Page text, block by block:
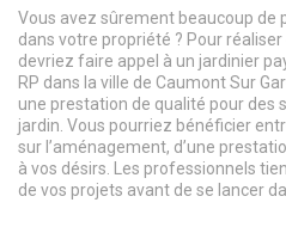
Vous avez sûrement beaucoup de
dans votre propriété ? Pour
devriez faire appel à un jardinier
RP dans la ville de Caumont Sur
une prestation de qualité pour des
jardin. Vous pourriez bénéficier
sur l’aménagement, d’une
à vos désirs. Les professionnels
de vos projets avant de se lancer